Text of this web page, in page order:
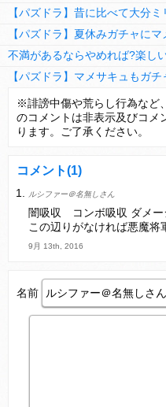
不満があるならやめれば?楽し
変な所でセーブして詰んだゲ
Powered by livedoor 相互RSS
※誹謗中傷や荒らし行為など
のコメントは非表示及びコメ
ります。ご了承ください。
コメント(1)
ルシファー＠名無しさん
闇吸収 コンボ吸収 ダメー
この辺りがなければ悪魔将
9月 13th, 2016
名前